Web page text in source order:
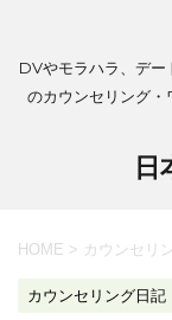
DVやモラハラ、デー
のカウンセリング・
HOME > カウンセリ
カウンセリング日記